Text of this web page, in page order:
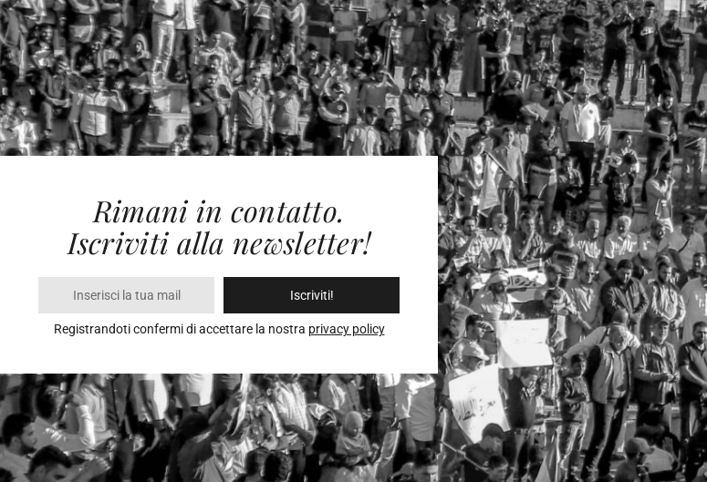
Rimani in contatto.
Iscriviti alla newsletter!
Iscriviti!
Registrandoti confermi di accettare la nostra privacy policy